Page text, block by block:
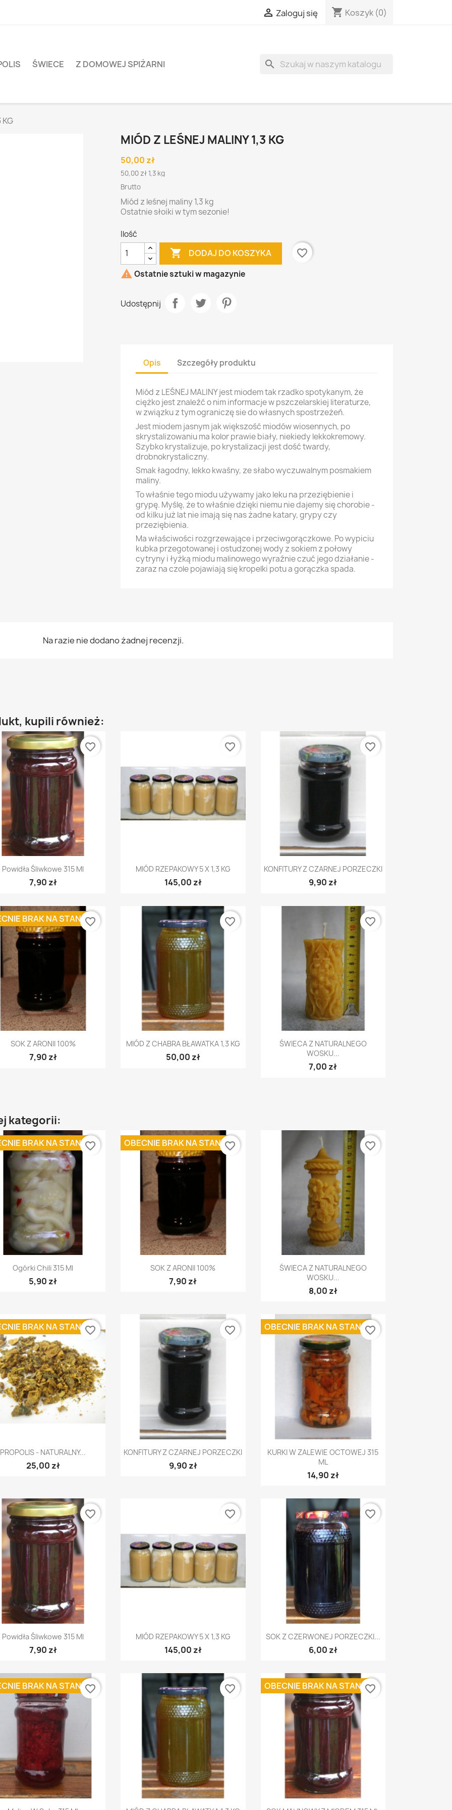
 Zaloguj się shopping_cart Koszyk (0)
ŚWIECE Z DOMOWEJ SPIŻARNI search
KG
MIÓD Z LEŚNEJ MALINY 1,3 KG
50,00 zł
50,00 zł 1,3 kg
Brutto
Miód z leśnej maliny 1,3 kg
Ostatnie słoiki w tym sezonie!
Ilość
 DODAJ DO KOSZYKA
favorite_border
 Ostatnie sztuki w magazynie
Udostępnij
Opis Szczegóły produktu
Miód z LEŚNEJ MALINY jest miodem tak rzadko spotykanym, że
ciężko jest znaleźć o nim informacje w pszczelarskiej literaturze,
w związku z tym ograniczę sie do własnych spostrzeżeń.
Jest miodem jasnym jak większość miodów wiosennych, po
skrystalizowaniu ma kolor prawie biały, niekiedy lekkokremowy.
Szybko krystalizuje, po krystalizacji jest dość twardy,
drobnokrystaliczny.
Smak łagodny, lekko kwaśny, ze słabo wyczuwalnym posmakiem
maliny.
To właśnie tego miodu używamy jako leku na przeziębienie i
grypę. Myślę, że to właśnie dzięki niemu nie dajemy się chorobie -
od kilku już lat nie imają się nas żadne katary, grypy czy
przeziębienia.
Ma właściwości rozgrzewające i przeciwgorączkowe. Po wypiciu
kubka przegotowanej i ostudzonej wody z sokiem z połowy
cytryny i łyżką miodu malinowego wyraźnie czuć jego działanie -
zaraz na czole pojawiają się kropelki potu a gorączka spada.
Na razie nie dodano żadnej recenzji.
kupili również:
Szybki podgląd
Powidła Śliwkowe 315 Ml
7,90 zł
favorite_border
Szybki podgląd
MIÓD RZEPAKOWY 5 X 1,3 KG
145,00 zł
favorite_border
Szybki podgląd
KONFITURY Z CZARNEJ PORZECZKI
9,90 zł
favorite_border
Szybki podgląd
SOK Z ARONII 100%
7,90 zł
BRAK NA STANIEfavorite_border
Szybki podgląd
MIÓD Z CHABRA BŁAWATKA 1,3 KG
50,00 zł
favorite_border
Szybki podgląd
ŚWIECA Z NATURALNEGO
WOSKU...
7,00 zł
favorite_border
kategorii:
Szybki podgląd
Ogórki Chili 315 Ml
5,90 zł
BRAK NA STANIEfavorite_border
Szybki podgląd
SOK Z ARONII 100%
7,90 zł
OBECNIE BRAK NA STANIEfavorite_border
Szybki podgląd
ŚWIECA Z NATURALNEGO
WOSKU...
8,00 zł
favorite_border
Szybki podgląd
PROPOLIS - NATURALNY...
25,00 zł
BRAK NA STANIEfavorite_border
Szybki podgląd
KONFITURY Z CZARNEJ PORZECZKI
9,90 zł
favorite_border
Szybki podgląd
KURKI W ZALEWIE OCTOWEJ 315
ML
14,90 zł
OBECNIE BRAK NA STANIEfavorite_border
Szybki podgląd
Powidła Śliwkowe 315 Ml
7,90 zł
favorite_border
Szybki podgląd
MIÓD RZEPAKOWY 5 X 1,3 KG
145,00 zł
favorite_border
Szybki podgląd
SOK Z CZERWONEJ PORZECZKI...
6,00 zł
favorite_border
BRAK NA STANIEfavorite_border favorite_border OBECNIE BRAK NA STANIEfavorite_border